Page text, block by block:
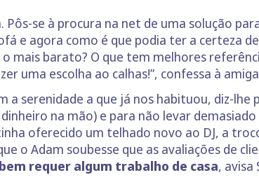
Pôs-se à procura na net de uma solução
e agora como é que podia ter a certeza
mais barato? O que tem melhores
uma escolha ao calhas!”, confessa à
a serenidade a que já nos habituou, diz-
na mão) e para não levar
oferecido um telhado novo ao DJ, a
o Adam soubesse que as avaliações de
requer algum trabalho de casa, avisa